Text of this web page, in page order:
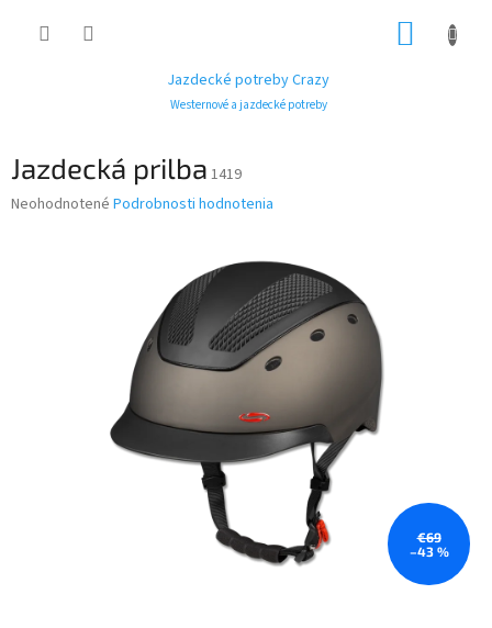
Jazdecké potreby Crazy
Westernové a jazdecké potreby
Jazdecká prilba 1419
Priemerné
Neohodnotené Podrobnosti hodnotenia
€69
–43 %